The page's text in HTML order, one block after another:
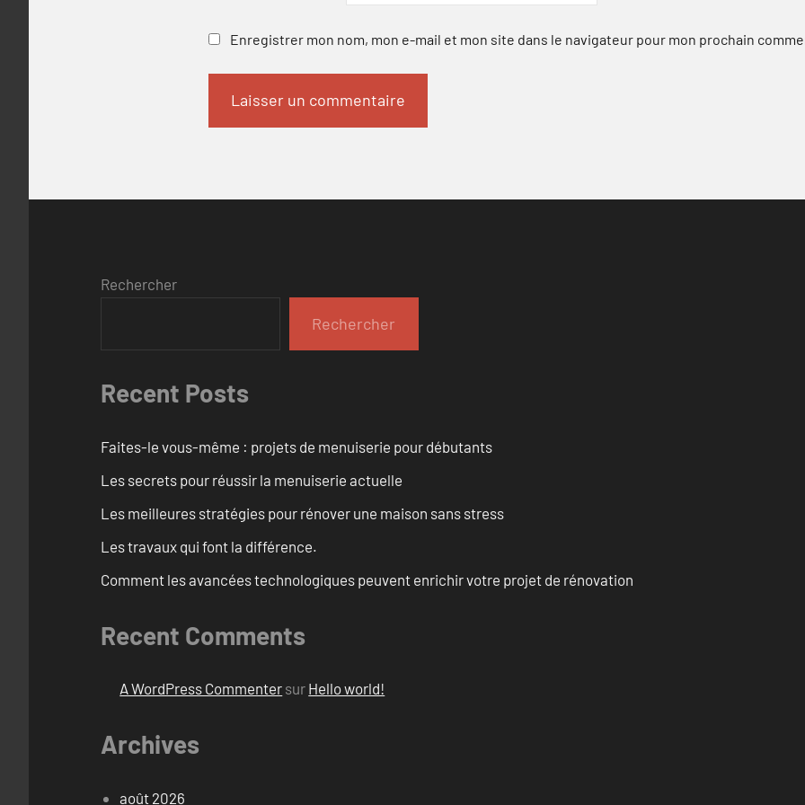
Enregistrer mon nom, mon e-mail et mon site dans le navigateur pour mon prochain
Rechercher
Rechercher
Recent Posts
Faites-le vous-même : projets de menuiserie pour débutants
Les secrets pour réussir la menuiserie actuelle
Les meilleures stratégies pour rénover une maison sans stress
Les travaux qui font la différence.
Comment les avancées technologiques peuvent enrichir votre projet de rénovation
Recent Comments
A WordPress Commenter sur Hello world!
Archives
août 2026